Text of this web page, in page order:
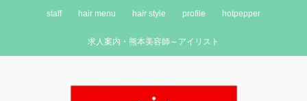
staff hair menu hair style profile hotpepper
求人案内・熊本美容師～アイリスト